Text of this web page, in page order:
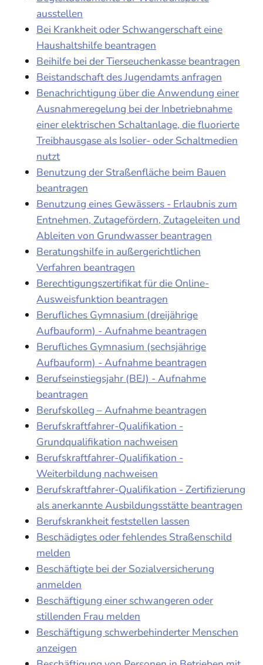
ausstellen
Bei Krankheit oder Schwangerschaft eine
Haushaltshilfe beantragen
Beihilfe bei der Tierseuchenkasse beantragen
Beistandschaft des Jugendamts anfragen
Benachrichtigung über die Anwendung einer
Ausnahmeregelung bei der Inbetriebnahme
einer elektrischen Schaltanlage, die fluorierte
Treibhausgase als Isolier- oder Schaltmedien
nutzt
Benutzung der Straßenfläche beim Bauen
beantragen
Benutzung eines Gewässers - Erlaubnis zum
Entnehmen, Zutagefördern, Zutageleiten und
Ableiten von Grundwasser beantragen
Beratungshilfe in außergerichtlichen
Verfahren beantragen
Berechtigungszertifikat für die Online-
Ausweisfunktion beantragen
Berufliches Gymnasium (dreijährige
Aufbauform) - Aufnahme beantragen
Berufliches Gymnasium (sechsjährige
Aufbauform) - Aufnahme beantragen
Berufseinstiegsjahr (BEJ) - Aufnahme
beantragen
Berufskolleg – Aufnahme beantragen
Berufskraftfahrer-Qualifikation -
Grundqualifikation nachweisen
Berufskraftfahrer-Qualifikation -
Weiterbildung nachweisen
Berufskraftfahrer-Qualifikation - Zertifizierung
als anerkannte Ausbildungsstätte beantragen
Berufskrankheit feststellen lassen
Beschädigtes oder fehlendes Straßenschild
melden
Beschäftigte bei der Sozialversicherung
anmelden
Beschäftigung einer schwangeren oder
stillenden Frau melden
Beschäftigung schwerbehinderter Menschen
anzeigen